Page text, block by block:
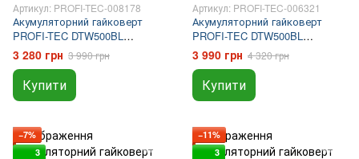
Артикул: PROFI-TEC-008178
Акумуляторний гайковерт
PROFI-TEC DTW500BL
POWERLine (1×PT2040MP (4.0
Аг), зарядний пристрій)
3 280 грн 3 990 грн
Купити
Артикул: PROFI-TEC-006321
Акумуляторний гайковерт
PROFI-TEC DTW500BL
POWERLine (2×PT2040MP (4.0
Аг), зарядний пристрій)
3 990 грн 4 320 грн
Купити
−7%
3
−11%
3